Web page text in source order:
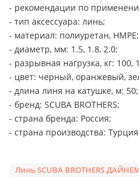
- рекомендации по
- тип аксессуара: линь;
- материал: полиуретан, HMPE;
- диаметр, мм: 1.5, 1.8, 2.0;
- разрывная нагрузка, кг: 100,
- цвет: черный, оранжевый,
- длина линя на катушке, м: 50;
- бренд: SCUBA BROTHERS;
- страна бренда: Россия;
- страна производства:
Линь SCUBA BROTHERS